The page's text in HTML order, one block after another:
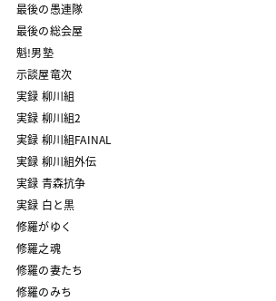
最後の愚連隊
最後の総会屋
魁!男塾
示談屋竜次
実録 柳川組
実録 柳川組2
実録 柳川組FAINAL
実録 柳川組外伝
実録 青森抗争
実録 白と黒
修羅がゆく
修羅之魂
修羅の妻たち
修羅のみち